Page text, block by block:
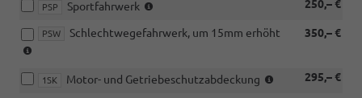
PSP 250,– €
Sportfahrwerk
mit
85
PSW 350,– €
Schlechtwegefahrwerk, um 15mm erhöht
mit
1SK 295,– €
Motor- und Getriebeschutzabdeckung
(nicht